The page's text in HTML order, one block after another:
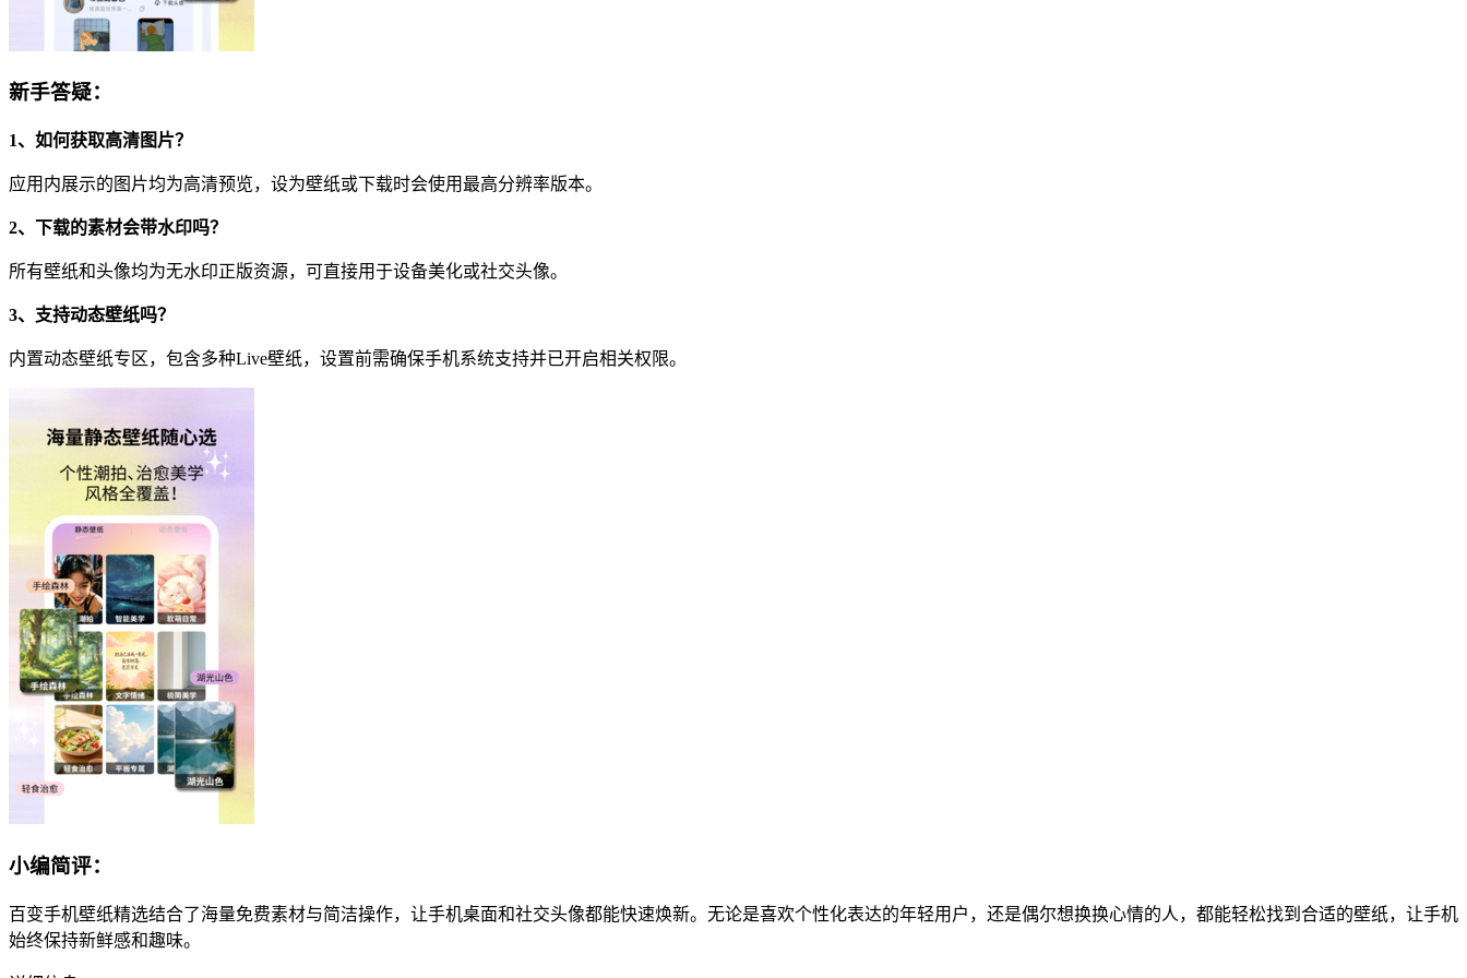
新手答疑：
1、如何获取高清图片？
应用内展示的图片均为高清预览，设为壁纸或下载时会使用最高分辨率版本。
2、下载的素材会带水印吗？
所有壁纸和头像均为无水印正版资源，可直接用于设备美化或社交头像。
3、支持动态壁纸吗？
内置动态壁纸专区，包含多种Live壁纸，设置前需确保手机系统支持并已开启相关权限。
小编简评：
百变手机壁纸精选结合了海量免费素材与简洁操作，让手机桌面和社交头像都能快速焕新。无论是喜欢个性化表达的年轻用户，还是偶尔想换换心情的人，都能轻松找到合适的壁纸，让手机
始终保持新鲜感和趣味。